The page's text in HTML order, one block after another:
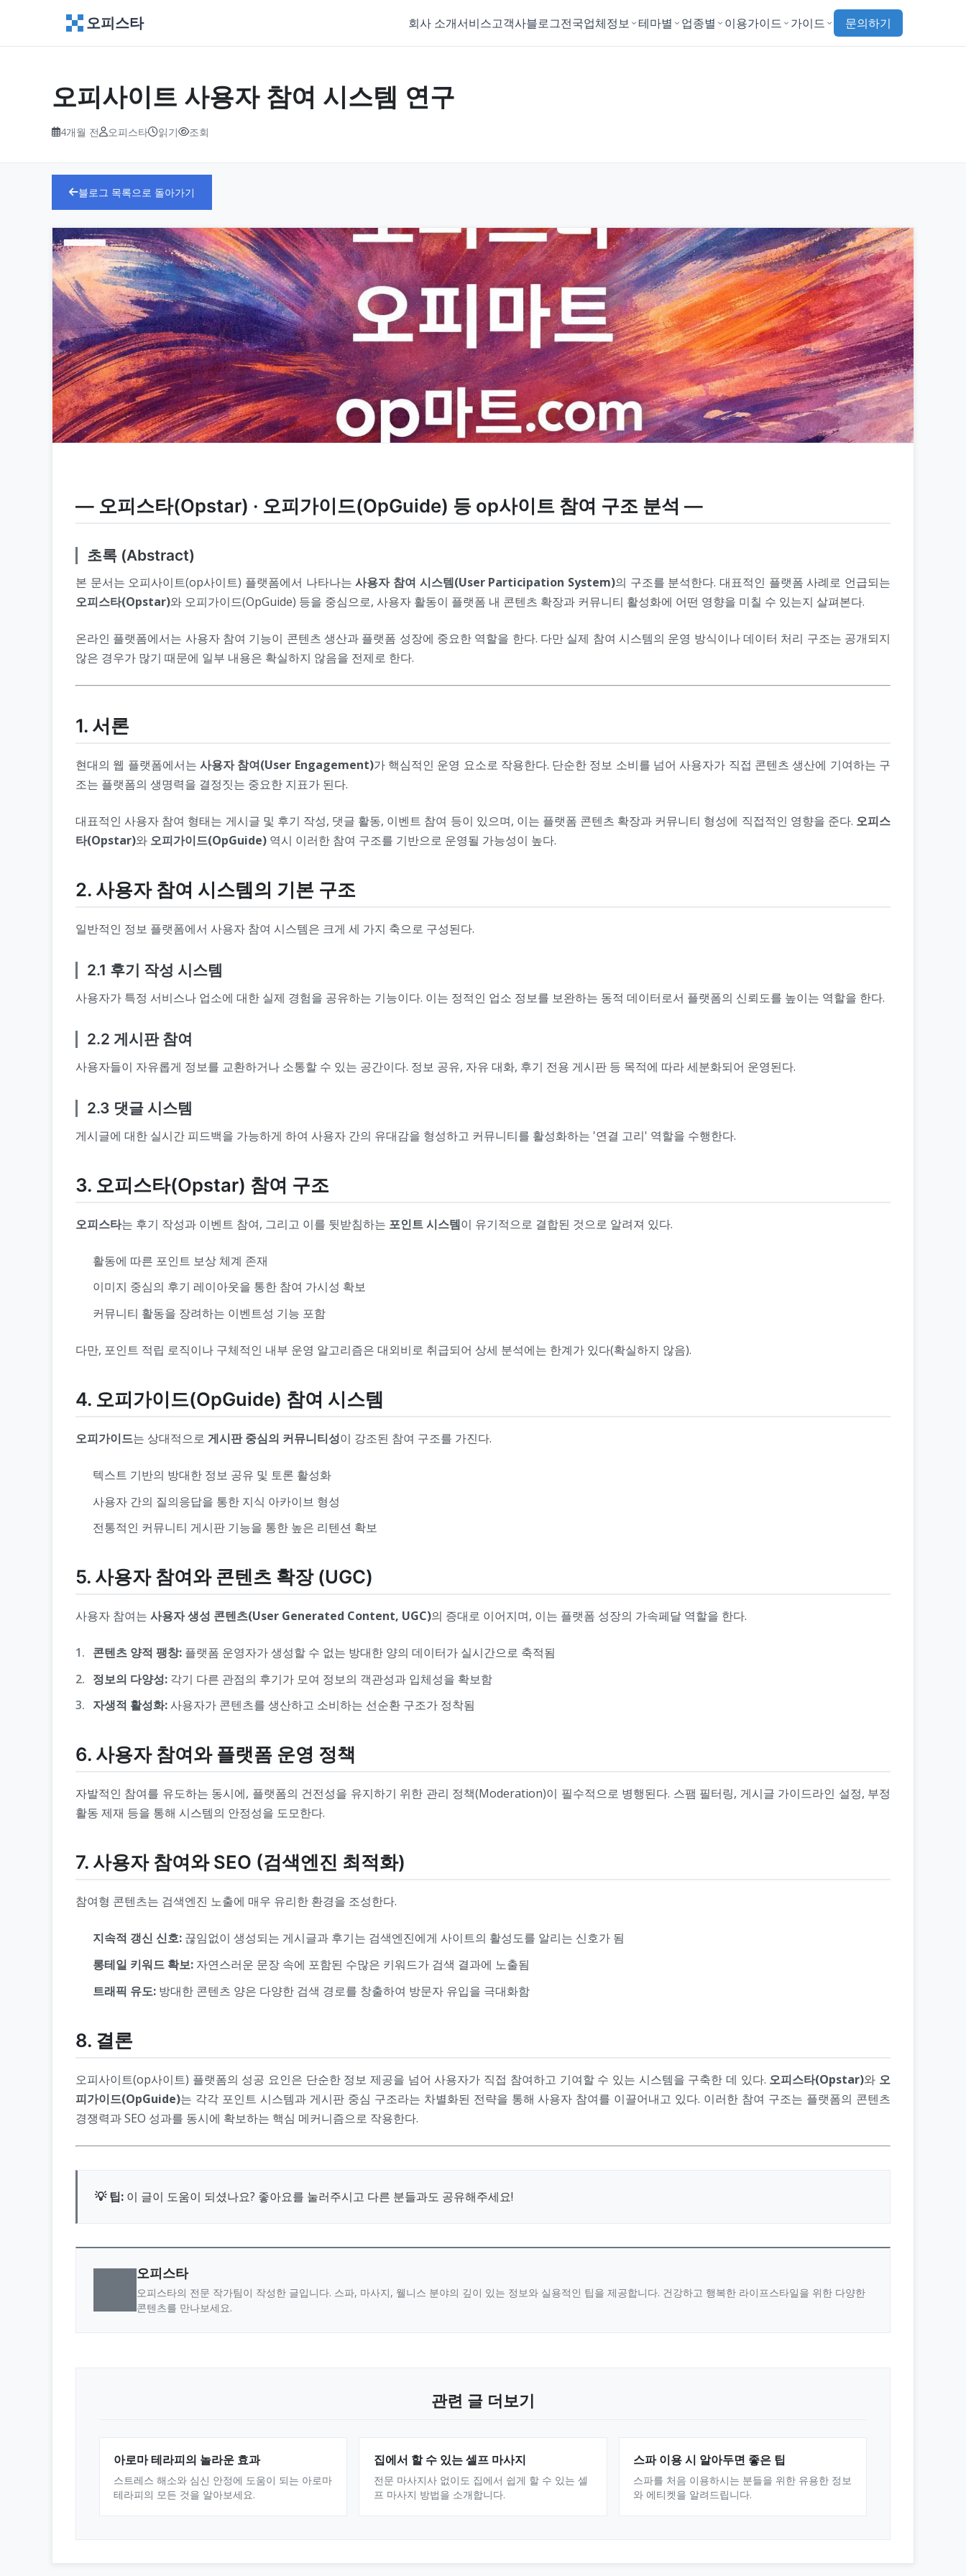
오피스타 회사 소개서비스고객사블로그전국업체정보 테마별 업종별 이용가이드 가이드 문의하기
오피사이트 사용자 참여 시스템 연구
4개월 전 오피스타 읽기 조회
블로그 목록으로 돌아가기
― 오피스타(Opstar) · 오피가이드(OpGuide) 등 op사이트 참여 구조 분석 ―
초록 (Abstract)
본 문서는 오피사이트(op사이트) 플랫폼에서 나타나는사용자 참여 시스템(User Participation System)의 구조를 분석한다. 대표적인 플랫폼 사례로 언급되는
오피스타(Opstar)와 오피가이드(OpGuide) 등을 중심으로, 사용자 활동이 플랫폼 내 콘텐츠 확장과 커뮤니티 활성화에 어떤 영향을 미칠 수 있는지 살펴본다.
온라인 플랫폼에서는 사용자 참여 기능이 콘텐츠 생산과 플랫폼 성장에 중요한 역할을 한다. 다만 실제 참여 시스템의 운영 방식이나 데이터 처리 구조는 공개되지
않은 경우가 많기 때문에 일부 내용은 확실하지 않음을 전제로 한다.
1. 서론
현대의 웹 플랫폼에서는 사용자 참여(User Engagement)가 핵심적인 운영 요소로 작용한다. 단순한 정보 소비를 넘어 사용자가 직접 콘텐츠 생산에 기여하는 구
조는 플랫폼의 생명력을 결정짓는 중요한 지표가 된다.
대표적인 사용자 참여 형태는 게시글 및 후기 작성, 댓글 활동, 이벤트 참여 등이 있으며, 이는 플랫폼 콘텐츠 확장과 커뮤니티 형성에 직접적인 영향을 준다. 오피스
타(Opstar)와 오피가이드(OpGuide) 역시 이러한 참여 구조를 기반으로 운영될 가능성이 높다.
2. 사용자 참여 시스템의 기본 구조
일반적인 정보 플랫폼에서 사용자 참여 시스템은 크게 세 가지 축으로 구성된다.
2.1 후기 작성 시스템
사용자가 특정 서비스나 업소에 대한 실제 경험을 공유하는 기능이다. 이는 정적인 업소 정보를 보완하는 동적 데이터로서 플랫폼의 신뢰도를 높이는 역할을 한다.
2.2 게시판 참여
사용자들이 자유롭게 정보를 교환하거나 소통할 수 있는 공간이다. 정보 공유, 자유 대화, 후기 전용 게시판 등 목적에 따라 세분화되어 운영된다.
2.3 댓글 시스템
게시글에 대한 실시간 피드백을 가능하게 하여 사용자 간의 유대감을 형성하고 커뮤니티를 활성화하는 '연결 고리' 역할을 수행한다.
3. 오피스타(Opstar) 참여 구조
오피스타는 후기 작성과 이벤트 참여, 그리고 이를 뒷받침하는 포인트 시스템이 유기적으로 결합된 것으로 알려져 있다.
활동에 따른 포인트 보상 체계 존재
이미지 중심의 후기 레이아웃을 통한 참여 가시성 확보
커뮤니티 활동을 장려하는 이벤트성 기능 포함
다만, 포인트 적립 로직이나 구체적인 내부 운영 알고리즘은 대외비로 취급되어 상세 분석에는 한계가 있다(확실하지 않음).
4. 오피가이드(OpGuide) 참여 시스템
오피가이드는 상대적으로 게시판 중심의 커뮤니티성이 강조된 참여 구조를 가진다.
텍스트 기반의 방대한 정보 공유 및 토론 활성화
사용자 간의 질의응답을 통한 지식 아카이브 형성
전통적인 커뮤니티 게시판 기능을 통한 높은 리텐션 확보
5. 사용자 참여와 콘텐츠 확장 (UGC)
사용자 참여는 사용자 생성 콘텐츠(User Generated Content, UGC)의 증대로 이어지며, 이는 플랫폼 성장의 가속페달 역할을 한다.
콘텐츠 양적 팽창: 플랫폼 운영자가 생성할 수 없는 방대한 양의 데이터가 실시간으로 축적됨
정보의 다양성: 각기 다른 관점의 후기가 모여 정보의 객관성과 입체성을 확보함
자생적 활성화:사용자가 콘텐츠를 생산하고 소비하는 선순환 구조가 정착됨
6. 사용자 참여와 플랫폼 운영 정책
자발적인 참여를 유도하는 동시에, 플랫폼의 건전성을 유지하기 위한 관리 정책(Moderation)이 필수적으로 병행된다. 스팸 필터링, 게시글 가이드라인 설정, 부정
활동 제재 등을 통해 시스템의 안정성을 도모한다.
7. 사용자 참여와 SEO (검색엔진 최적화)
참여형 콘텐츠는 검색엔진 노출에 매우 유리한 환경을 조성한다.
지속적 갱신 신호: 끊임없이 생성되는 게시글과 후기는 검색엔진에게 사이트의 활성도를 알리는 신호가 됨
롱테일 키워드 확보: 자연스러운 문장 속에 포함된 수많은 키워드가 검색 결과에 노출됨
트래픽 유도: 방대한 콘텐츠 양은 다양한 검색 경로를 창출하여 방문자 유입을 극대화함
8. 결론
오피사이트(op사이트) 플랫폼의 성공 요인은 단순한 정보 제공을 넘어 사용자가 직접 참여하고 기여할 수 있는 시스템을 구축한 데 있다. 오피스타(Opstar)와 오
피가이드(OpGuide)는 각각 포인트 시스템과 게시판 중심 구조라는 차별화된 전략을 통해 사용자 참여를 이끌어내고 있다. 이러한 참여 구조는 플랫폼의 콘텐츠
경쟁력과 SEO 성과를 동시에 확보하는 핵심 메커니즘으로 작용한다.
💡 팁: 이 글이 도움이 되셨나요? 좋아요를 눌러주시고 다른 분들과도 공유해주세요!
오피스타
오피스타의 전문 작가팀이 작성한 글입니다. 스파, 마사지, 웰니스 분야의 깊이 있는 정보와 실용적인 팁을 제공합니다. 건강하고 행복한 라이프스타일을 위한 다양한
콘텐츠를 만나보세요.
관련 글 더보기
아로마 테라피의 놀라운 효과
스트레스 해소와 심신 안정에 도움이 되는 아로마
테라피의 모든 것을 알아보세요.
집에서 할 수 있는 셀프 마사지
전문 마사지사 없이도 집에서 쉽게 할 수 있는 셀
프 마사지 방법을 소개합니다.
스파 이용 시 알아두면 좋은 팁
스파를 처음 이용하시는 분들을 위한 유용한 정보
와 에티켓을 알려드립니다.